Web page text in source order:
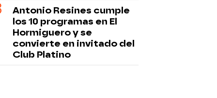
Antonio Resines cumple
los 10 programas en El
Hormiguero y se
convierte en invitado del
Club Platino